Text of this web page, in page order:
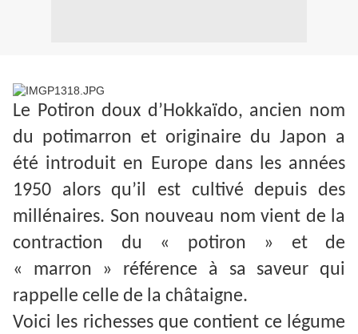
Le Potiron doux d’Hokkaïdo, ancien nom
du potimarron et originaire du Japon a
été introduit en Europe dans les années
1950 alors qu’il est cultivé depuis des
millénaires. Son nouveau nom vient de la
contraction du « potiron » et de
« marron » référence à sa saveur qui
rappelle celle de la châtaigne.
Voici les richesses que contient ce légume